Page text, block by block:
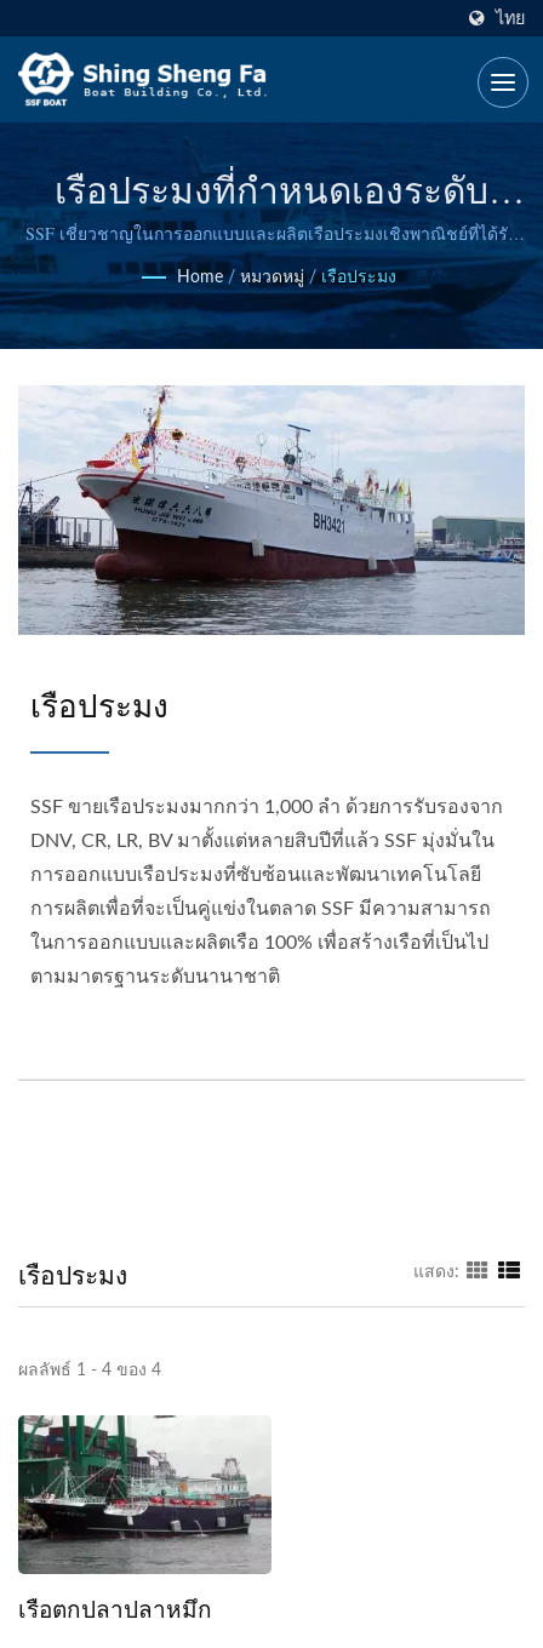
ไทย
เรือประมงที่กำหนดเองระดับ
พรีเมียมสร้างตามมาตรฐาน
สากล
SSF เชี่ยวชาญในการออกแบบและผลิตเรือประมงเชิงพาณิชย์ที่ได้รับ
การรับรอง รวมถึงเรือยาวลากทูน่าและเรือประมงเฉพาะทาง โดยมี
ประสบการณ์ที่พิสูจน์แล้วมากกว่า 50 ปีและส่งมอบเรือกว่า 1,000 ลำทั่ว
โลก.
Home / หมวดหมู่ / เรือประมง
เรือประมง
SSF ขายเรือประมงมากกว่า 1,000 ลำ ด้วยการรับรองจาก
DNV, CR, LR, BV มาตั้งแต่หลายสิบปีที่แล้ว SSF มุ่งมั่นใน
การออกแบบเรือประมงที่ซับซ้อนและพัฒนาเทคโนโลยี
การผลิตเพื่อที่จะเป็นคู่แข่งในตลาด SSF มีความสามารถ
ในการออกแบบและผลิตเรือ 100% เพื่อสร้างเรือที่เป็นไป
ตามมาตรฐานระดับนานาชาติ
เรือประมง แสดง:
ผลลัพธ์ 1 - 4 ของ 4
เรือตกปลาปลาหมึก